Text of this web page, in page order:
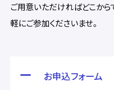
ご用意いただければどこから
軽にご参加くださいませ。
お申込フォーム